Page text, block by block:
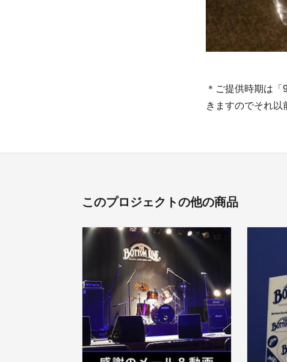
＊ご提供時期は
きますのでそれ以
このプロジェクトの他の商品